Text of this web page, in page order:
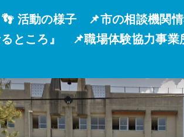
👣 活動の様子 📌市の相談機関
ところ』
📌職場体験協力事業